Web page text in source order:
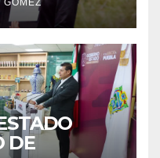
Y
DE